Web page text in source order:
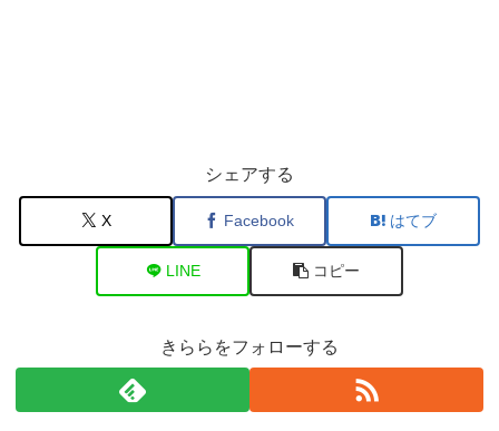
シェアする
X Facebook はてブ
LINE コピー
きららをフォローする